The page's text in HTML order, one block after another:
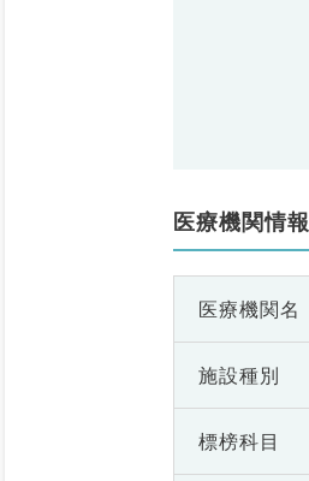
医療機関情報
医療機関名
施設種別
標榜科目